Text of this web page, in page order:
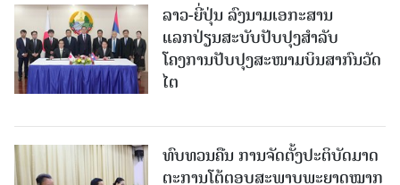
ລາວ-ຍີ່ປຸ່ນ ລົງນາມເອກະສານ
ແລກປ່ຽນສະບັບປັບປຸງສໍາລັບ
ໂຄງການປັບປຸງສະໜາມບິນສາກົນວັດ
ໄຕ
ທົບທວນຄືນ ການຈັດຕັ້ງປະຕິບັດມາດ
ຕະການໂຕ້ຕອບສະພາບພະຍາດໝາກ